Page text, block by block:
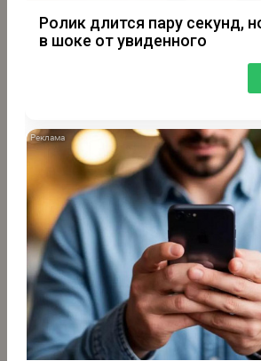
Ролик длится пару секунд,
в шоке от увиденного